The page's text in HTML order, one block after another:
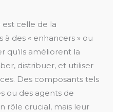
celle de la
des « enhancers » ou
qu’ils améliorent la
distribuer, et utiliser
Des composants tels
ou des agents de
rôle crucial, mais leur